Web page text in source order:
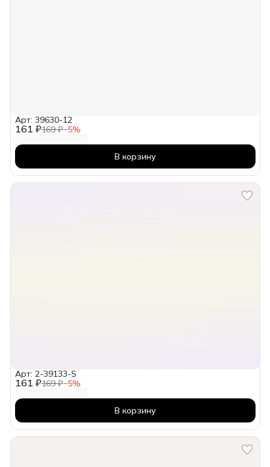
161 ₽169 ₽−5%
Арт: 39630-12
В корзину
161 ₽169 ₽−5%
Арт: 2-39133-S
В корзину